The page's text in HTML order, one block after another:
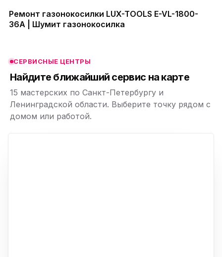
Ремонт газонокосилки LUX-TOOLS E-VL-1800-
36A | Шумит газонокосилка
СЕРВИСНЫЕ ЦЕНТРЫ
Найдите ближайший сервис на карте
15 мастерских по Санкт-Петербургу и
Ленинградской области. Выберите точку рядом с
домом или работой.
ю
ю